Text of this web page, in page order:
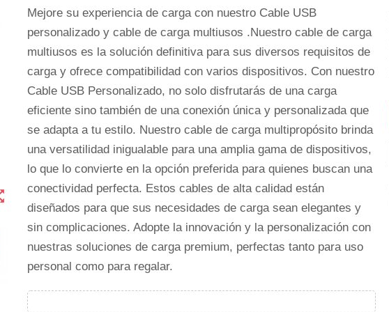
Mejore su experiencia de carga con nuestro Cable USB
personalizado y cable de carga multiusos .Nuestro cable de carga
multiusos es la solución definitiva para sus diversos requisitos de
carga y ofrece compatibilidad con varios dispositivos. Con nuestro
Cable USB Personalizado, no solo disfrutarás de una carga
eficiente sino también de una conexión única y personalizada que
se adapta a tu estilo. Nuestro cable de carga multipropósito brinda
una versatilidad inigualable para una amplia gama de dispositivos,
lo que lo convierte en la opción preferida para quienes buscan una
conectividad perfecta. Estos cables de alta calidad están
diseñados para que sus necesidades de carga sean elegantes y
sin complicaciones. Adopte la innovación y la personalización con
nuestras soluciones de carga premium, perfectas tanto para uso
personal como para regalar.